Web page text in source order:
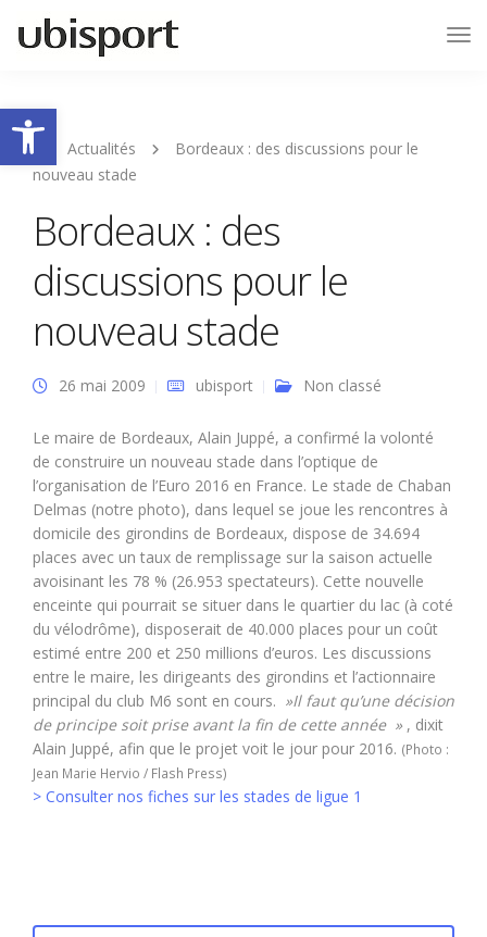
Ouvrir la barre d’outils
Actualités
Bordeaux : des discussions pour le
nouveau stade
Bordeaux : des
discussions pour le
nouveau stade
26 mai 2009 ubisport Non classé
Le maire de Bordeaux, Alain Juppé, a confirmé la volonté
de construire un nouveau stade dans l’optique de
l’organisation de l’Euro 2016 en France. Le stade de Chaban
Delmas (notre photo), dans lequel se joue les rencontres à
domicile des girondins de Bordeaux, dispose de 34.694
places avec un taux de remplissage sur la saison actuelle
avoisinant les 78 % (26.953 spectateurs). Cette nouvelle
enceinte qui pourrait se situer dans le quartier du lac (à coté
du vélodrôme), disposerait de 40.000 places pour un coût
estimé entre 200 et 250 millions d’euros. Les discussions
entre le maire, les dirigeants des girondins et l’actionnaire
principal du club M6 sont en cours. »Il faut qu’une décision
de principe soit prise avant la fin de cette année » , dixit
Alain Juppé, afin que le projet voit le jour pour 2016. (Photo :
Jean Marie Hervio / Flash Press)
> Consulter nos fiches sur les stades de ligue 1